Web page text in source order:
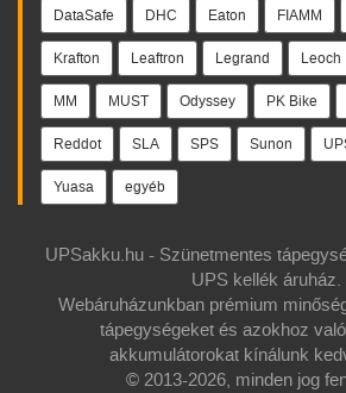
DataSafe DHC Eaton FIAMM
Krafton Leaftron Legrand Leoch
MM MUST Odyssey PK Bike
Reddot SLA SPS Sunon
Yuasa egyéb
UPSakku.hu - Szünetmentes
UPS kellék áruház.
Webáruházunkban prémium
tápegységeket és azokhoz
akkumulátorokat kínálunk
© 2013-2026, minden jog